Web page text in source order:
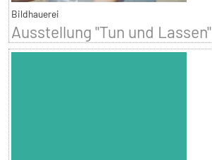
Bildhauerei
Ausstellung "Tun und Lassen"